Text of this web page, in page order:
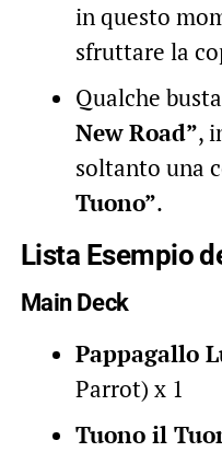
in questo
sfruttare la
Qualche
New Road”,
soltanto una
Tuono”.
Lista Esempio
Main Deck
Pappagallo
Parrot) x 1
Tuono il